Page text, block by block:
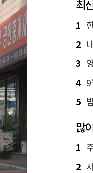
최
1
2
3
4 9
5
많
1
2